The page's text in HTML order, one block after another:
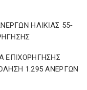
ΗΛΙΚΙΑΣ 55-
ΕΠΙΧΟΡΗΓΗΣΗΣ
1.295 ΑΝΕΡΓΩΝ